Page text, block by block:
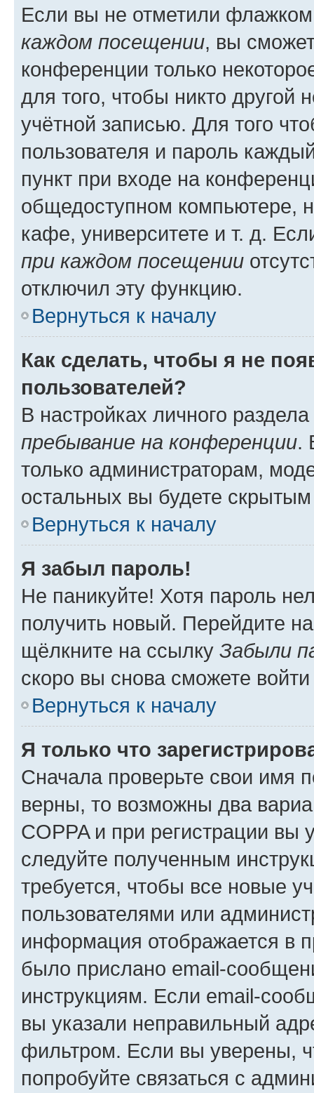
Если вы не отметили
каждом посещении, вы
конференции только
для того, чтобы никто другой
учётной записью. Для того
пользователя и пароль
пункт при входе на
общедоступном компьютере,
кафе, университете и т. д.
при каждом посещении
отключил эту функцию.
Вернуться к началу
Как сделать, чтобы я не
пользователей?
В настройках личного
пребывание на конференции.
только администраторам,
остальных вы будете
Вернуться к началу
Я забыл пароль!
Не паникуйте! Хотя пароль
получить новый. Перейдите
щёлкните на ссылку Забыли
скоро вы снова сможете
Вернуться к началу
Я только что
Сначала проверьте свои имя
верны, то возможны два
COPPA и при регистрации вы
следуйте полученным
требуется, чтобы все новые
пользователями или
информация отображается в
было прислано email-
инструкциям. Если email-
вы указали неправильный
фильтром. Если вы уверены,
попробуйте связаться с